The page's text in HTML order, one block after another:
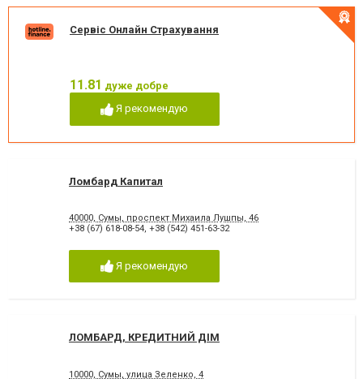
Сервіс Онлайн Страхування
11.81 дуже добре
Я рекомендую
Ломбард Капитал
40000, Сумы, проспект Михаила Лушпы, 46
+38 (67) 618-08-54, +38 (542) 451-63-32
Я рекомендую
ЛОМБАРД, КРЕДИТНИЙ ДІМ
10000, Сумы, улица Зеленко, 4